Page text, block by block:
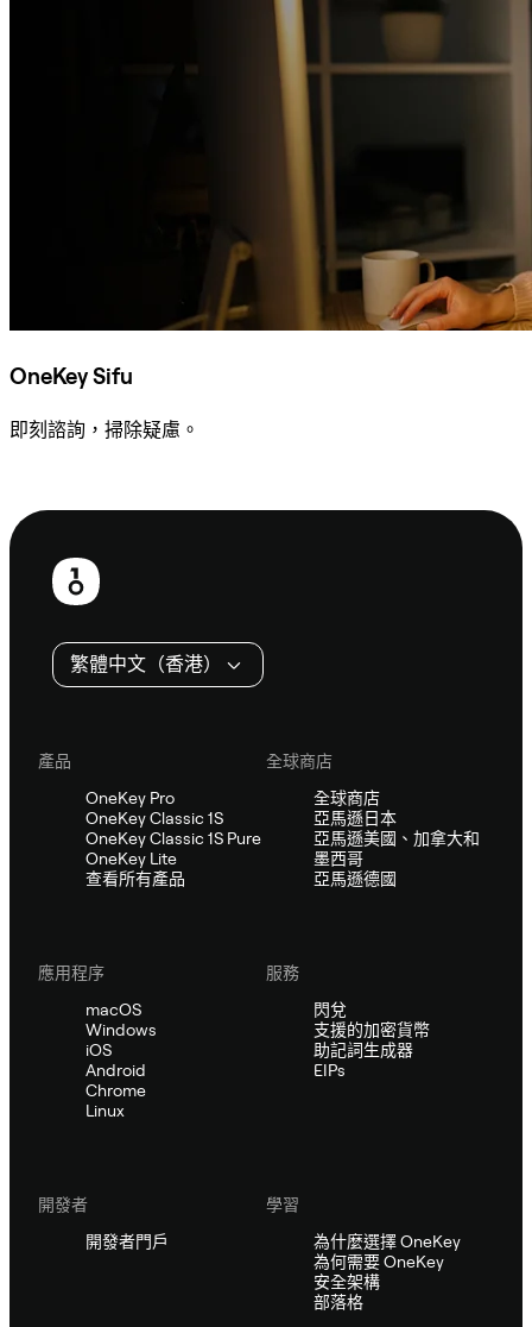
OneKey Sifu
即刻諮詢，掃除疑慮。
頁
繁體中文（香港）
產品
OneKey Pro
OneKey Classic 1S
OneKey Classic 1S Pure
OneKey Lite
查看所有產品
全球商店
全球商店
亞馬遜日本
亞馬遜美國、加拿大和
墨西哥
亞馬遜德國
應用程序
macOS
Windows
iOS
Android
Chrome
Linux
服務
閃兌
支援的加密貨幣
助記詞生成器
EIPs
開發者
開發者門戶
學習
為什麼選擇 OneKey
為何需要 OneKey
安全架構
部落格